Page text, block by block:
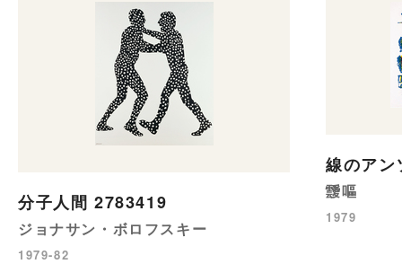
分子人間 2783419
ジョナサン・ボロフスキー
1979-82
線のア
靉嘔
1979